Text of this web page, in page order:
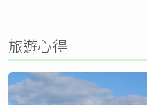
旅遊心得